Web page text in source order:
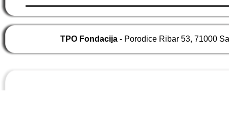
TPO Fondacija - Porodice Ribar 53, 71000